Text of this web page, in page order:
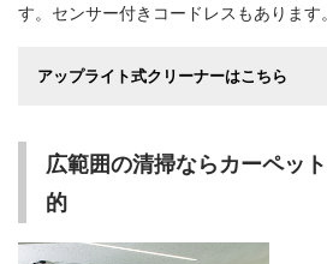
す。センサー付きコードレスもあります。
アップライト式クリーナーはこちら
広範囲の清掃ならカーペッ
的